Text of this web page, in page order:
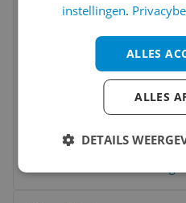
Zoef Robot Teun
m² - Mulchfunctie -
Type:
v.a. €
instellingen.
ALLES
ALLES
DETAILS